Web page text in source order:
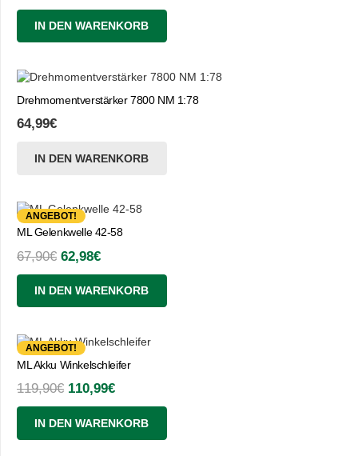
Preis
war:
34,99€
Preis
ist:
32,20€.
IN DEN WARENKORB
Drehmomentverstärker 7800 NM 1:78
64,99€
IN DEN WARENKORB
ANGEBOT!
ML Gelenkwelle 42-58
67,90€ Ursprünglicher
Preis
war:
67,90€
62,98€Aktueller
Preis
ist:
62,98€.
IN DEN WARENKORB
ANGEBOT!
ML Akku Winkelschleifer
119,90€ Ursprünglicher
Preis
war:
119,90€
110,99€Aktueller
Preis
ist:
110,99€.
IN DEN WARENKORB